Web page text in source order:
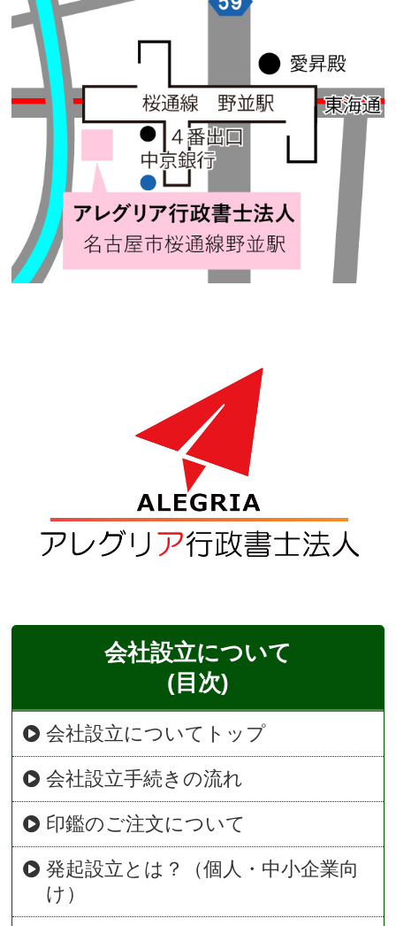
会社設立について
(目次)
会社設立についてトップ
会社設立手続きの流れ
印鑑のご注文について
発起設立とは？（個人・中小企業向
け）